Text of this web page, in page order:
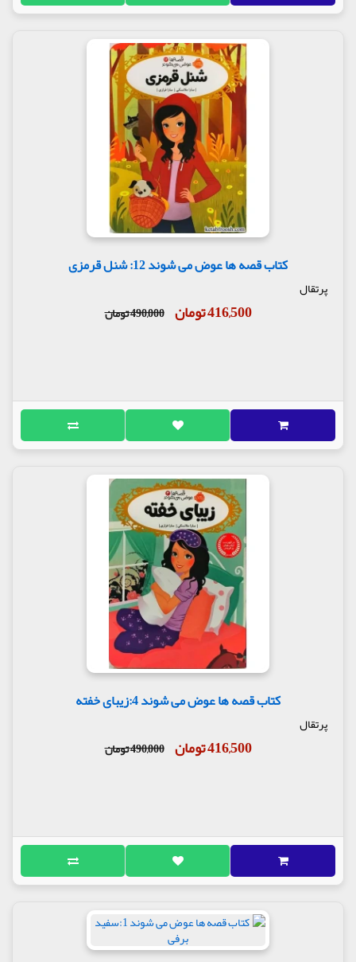
کتاب قصه ها عوض می شوند 12: شنل قرمزی
پرتقال
416,500 تومان 490,000 تومان
کتاب قصه ها عوض می شوند 4:زیبای خفته
پرتقال
416,500 تومان 490,000 تومان